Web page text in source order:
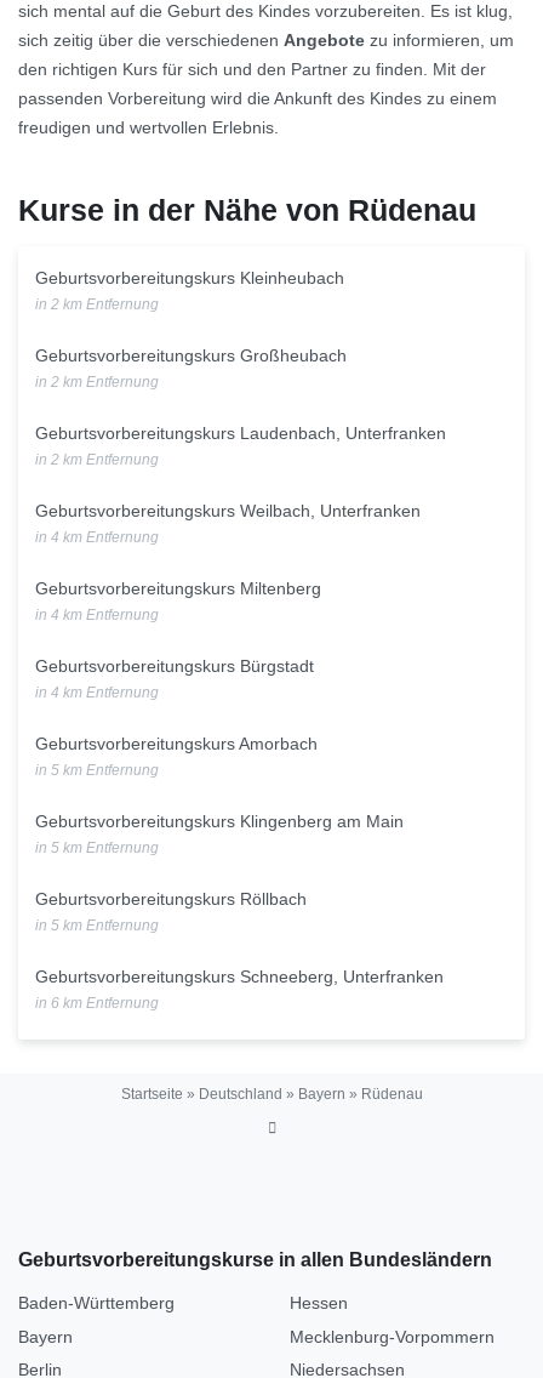
sich mental auf die Geburt des Kindes vorzubereiten. Es ist klug,
sich zeitig über die verschiedenen Angebote zu informieren, um
den richtigen Kurs für sich und den Partner zu finden. Mit der
passenden Vorbereitung wird die Ankunft des Kindes zu einem
freudigen und wertvollen Erlebnis.
Kurse in der Nähe von Rüdenau
Geburtsvorbereitungskurs Kleinheubach
in 2 km Entfernung
Geburtsvorbereitungskurs Großheubach
in 2 km Entfernung
Geburtsvorbereitungskurs Laudenbach, Unterfranken
in 2 km Entfernung
Geburtsvorbereitungskurs Weilbach, Unterfranken
in 4 km Entfernung
Geburtsvorbereitungskurs Miltenberg
in 4 km Entfernung
Geburtsvorbereitungskurs Bürgstadt
in 4 km Entfernung
Geburtsvorbereitungskurs Amorbach
in 5 km Entfernung
Geburtsvorbereitungskurs Klingenberg am Main
in 5 km Entfernung
Geburtsvorbereitungskurs Röllbach
in 5 km Entfernung
Geburtsvorbereitungskurs Schneeberg, Unterfranken
in 6 km Entfernung
Startseite » Deutschland » Bayern » Rüdenau
Geburtsvorbereitungskurse in allen Bundesländern
Baden-Württemberg
Bayern
Berlin
Hessen
Mecklenburg-Vorpommern
Niedersachsen